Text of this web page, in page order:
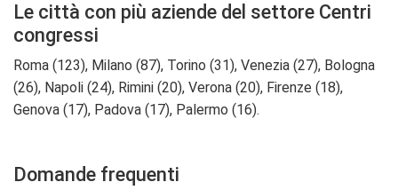
Le città con più aziende del settore Centri
congressi
Roma (123), Milano (87), Torino (31), Venezia (27), Bologna
(26), Napoli (24), Rimini (20), Verona (20), Firenze (18),
Genova (17), Padova (17), Palermo (16).
Domande frequenti